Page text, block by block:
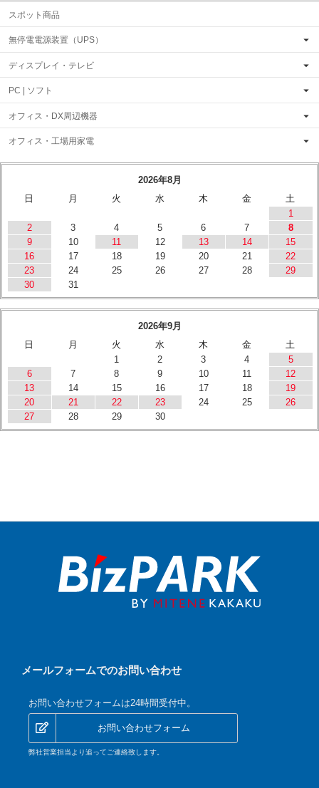
スポット商品
無停電電源装置（UPS）
ディスプレイ・テレビ
PC | ソフト
オフィス・DX周辺機器
オフィス・工場用家電
2026年8月
日
月 火 水 木 金
土
1
2
3 4 5 6 7
8
9
10 11 12 13 14
15
16
17 18 19 20 21
22
23
24 25 26 27 28
29
30
31
2026年9月
日
月 火 水 木 金
土
1
2 3 4
5
6
7 8 9 10 11
12
13
14 15 16 17 18
19
20
21 22 23 24 25
26
27
28 29 30
メールフォームでのお問い合わせ
お問い合わせフォームは24時間受付中。
お問い合わせフォーム
弊社営業担当より追ってご連絡致します。